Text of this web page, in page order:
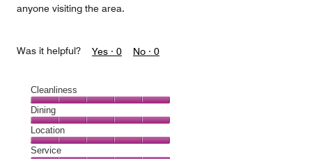
anyone visiting the area.
Was it helpful? Yes · 0 No · 0
Cleanliness
Cleanliness,
5
out
of
Dining
Dining,
5
out
Location
Location,
Service